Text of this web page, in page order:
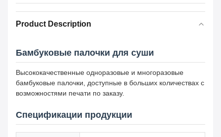
Product Description
Бамбуковые палочки для суши
Высококачественные одноразовые и многоразовые
бамбуковые палочки, доступные в больших количествах с
возможностями печати по заказу.
Спецификации продукции